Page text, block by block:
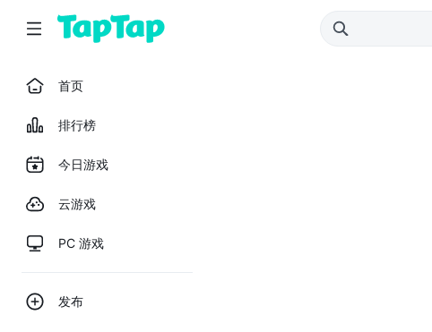
首页
排行榜
今日游戏
云游戏
PC 游戏
发布